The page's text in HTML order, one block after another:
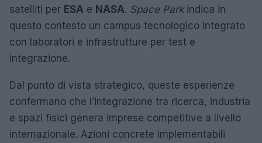
satelliti per ESA e NASA. Space Parkindica in
questo contesto un campus tecnologico integrato
con laboratori e infrastrutture per test e
integrazione.
Dal punto di vista strategico, queste esperienze
confermano che l’integrazione tra ricerca, industria
e spazi fisici genera imprese competitive a livello
internazionale. Azioni concrete implementabili